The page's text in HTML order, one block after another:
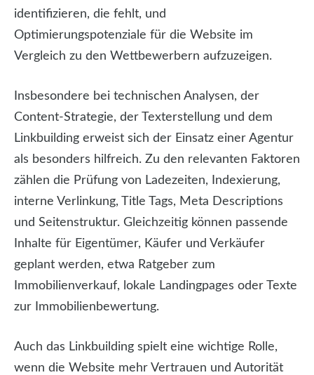
identifizieren, die fehlt, und
Optimierungspotenziale für die Website im
Vergleich zu den Wettbewerbern aufzuzeigen.
Insbesondere bei technischen Analysen, der
Content-Strategie, der Texterstellung und dem
Linkbuilding erweist sich der Einsatz einer Agentur
als besonders hilfreich. Zu den relevanten Faktoren
zählen die Prüfung von Ladezeiten, Indexierung,
interne Verlinkung, Title Tags, Meta Descriptions
und Seitenstruktur. Gleichzeitig können passende
Inhalte für Eigentümer, Käufer und Verkäufer
geplant werden, etwa Ratgeber zum
Immobilienverkauf, lokale Landingpages oder Texte
zur Immobilienbewertung.
Auch das Linkbuilding spielt eine wichtige Rolle,
wenn die Website mehr Vertrauen und Autorität